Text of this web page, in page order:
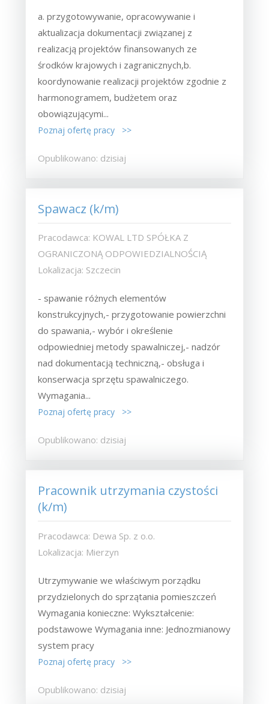
a. przygotowywanie, opracowywanie i
aktualizacja dokumentacji związanej z
realizacją projektów finansowanych ze
środków krajowych i zagranicznych,b.
koordynowanie realizacji projektów zgodnie z
harmonogramem, budżetem oraz
obowiązującymi...
Poznaj ofertę pracy >>
Opublikowano: dzisiaj
Spawacz (k/m)
Pracodawca: KOWAL LTD SPÓŁKA Z
OGRANICZONĄ ODPOWIEDZIALNOŚCIĄ
Lokalizacja: Szczecin
- spawanie różnych elementów
konstrukcyjnych,- przygotowanie powierzchni
do spawania,- wybór i określenie
odpowiedniej metody spawalniczej,- nadzór
nad dokumentacją techniczną,- obsługa i
konserwacja sprzętu spawalniczego.
Wymagania...
Poznaj ofertę pracy >>
Opublikowano: dzisiaj
Pracownik utrzymania czystości
(k/m)
Pracodawca: Dewa Sp. z o.o.
Lokalizacja: Mierzyn
Utrzymywanie we właściwym porządku
przydzielonych do sprzątania pomieszczeń
Wymagania konieczne: Wykształcenie:
podstawowe Wymagania inne: Jednozmianowy
system pracy
Poznaj ofertę pracy >>
Opublikowano: dzisiaj